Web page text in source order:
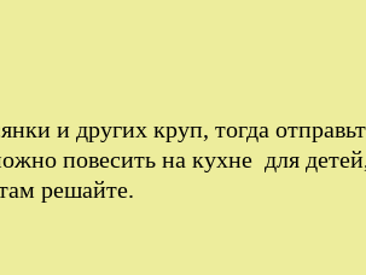
и других круп, тогда
повесить на кухне для
решайте.